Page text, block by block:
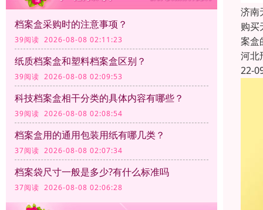
档案盒采购时的注意事项？
39阅读 2026-08-08 02:11:23
纸质档案盒和塑料档案盒区别？
39阅读 2026-08-08 02:09:53
科技档案盒相干分类的具体内容有哪些？
39阅读 2026-08-08 02:08:54
档案盒用的通用包装用纸有哪几类？
37阅读 2026-08-08 02:07:34
档案袋尺寸一般是多少?有什么标准吗
37阅读 2026-08-08 02:06:28
济南
购买
案盒
河北
22-